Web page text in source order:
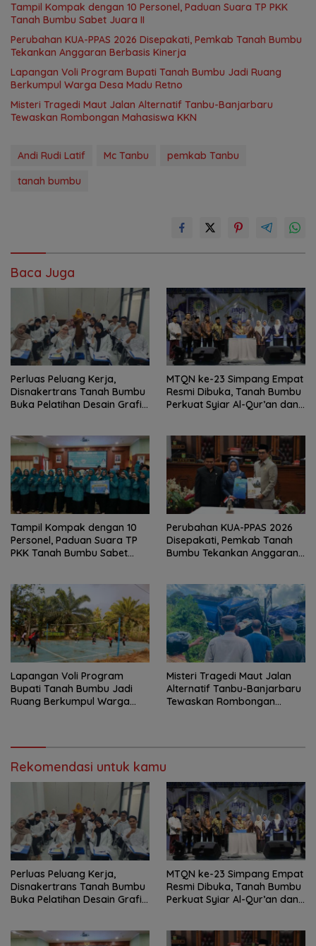
Tampil Kompak dengan 10 Personel, Paduan Suara TP PKK
Tanah Bumbu Sabet Juara II
Perubahan KUA-PPAS 2026 Disepakati, Pemkab Tanah Bumbu
Tekankan Anggaran Berbasis Kinerja
Lapangan Voli Program Bupati Tanah Bumbu Jadi Ruang
Berkumpul Warga Desa Madu Retno
Misteri Tragedi Maut Jalan Alternatif Tanbu-Banjarbaru
Tewaskan Rombongan Mahasiswa KKN
Andi Rudi Latif Mc Tanbu
pemkab Tanbu
tanah bumbu
Baca Juga
Perluas Peluang Kerja,
Disnakertrans Tanah Bumbu
Buka Pelatihan Desain Grafis
MTQN ke-23 Simpang Empat
Resmi Dibuka, Tanah Bumbu
Perkuat Syiar Al-Qur’an dan
Tampil Kompak dengan 10
Personel, Paduan Suara TP
PKK Tanah Bumbu Sabet
Perubahan KUA-PPAS 2026
Disepakati, Pemkab Tanah
Bumbu Tekankan Anggaran
Lapangan Voli Program
Bupati Tanah Bumbu Jadi
Ruang Berkumpul Warga
Misteri Tragedi Maut Jalan
Alternatif Tanbu-Banjarbaru
Tewaskan Rombongan
Rekomendasi untuk kamu
Perluas Peluang Kerja,
Disnakertrans Tanah Bumbu
Buka Pelatihan Desain Grafis
MTQN ke-23 Simpang Empat
Resmi Dibuka, Tanah Bumbu
Perkuat Syiar Al-Qur’an dan